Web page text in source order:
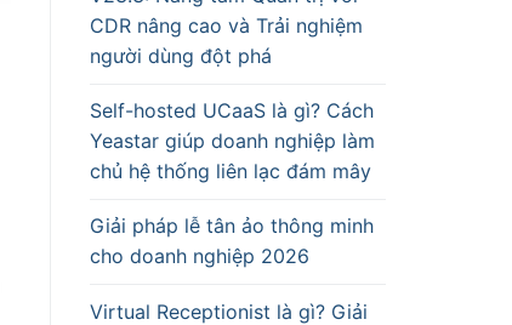
CDR nâng cao và Trải nghiệm
người dùng đột phá
Self-hosted UCaaS là gì? Cách
Yeastar giúp doanh nghiệp làm
chủ hệ thống liên lạc đám mây
Giải pháp lễ tân ảo thông minh
cho doanh nghiệp 2026
Virtual Receptionist là gì? Giải